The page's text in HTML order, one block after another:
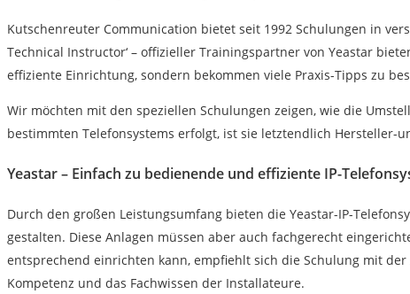
Kutschenreuter Communication bietet seit 1992 Schulungen in
Technical Instructor‘ – offizieller Trainingspartner von Yeastar
effiziente Einrichtung, sondern bekommen viele Praxis-Tipps zu
Wir möchten mit den speziellen Schulungen zeigen, wie die
bestimmten Telefonsystems erfolgt, ist sie letztendlich
Yeastar – Einfach zu bedienende und effiziente IP-
Durch den großen Leistungsumfang bieten die Yeastar-IP-
gestalten. Diese Anlagen müssen aber auch fachgerecht
entsprechend einrichten kann, empfiehlt sich die Schulung mit
Kompetenz und das Fachwissen der Installateure.